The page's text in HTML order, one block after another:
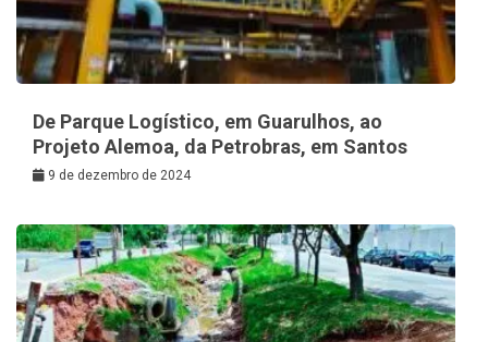
De Parque Logístico, em Guarulhos, ao
Projeto Alemoa, da Petrobras, em Santos
9 de dezembro de 2024